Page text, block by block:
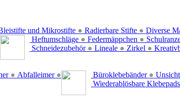
und Mikrostifte ● Radierbare Stifte ● Diverse
Heftumschläge ● Federmäppchen ●
Schneidezubehör ● Lineale ● Zirkel ●
● Abfalleimer ● Büroklebebänder ●
Wiederablösbare Klebepads